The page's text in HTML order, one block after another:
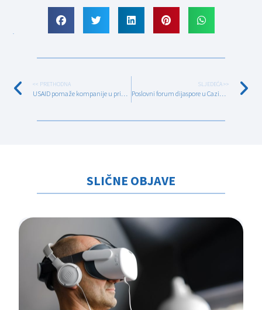
<< PRETHODNA
USAID pomaže kompanije u pripremi za ISO certifikaciju
SLJEDEĆA >>
Poslovni forum dijaspore u Cazinu okupio 80 učesnika iz 10 zemalja
SLIČNE OBJAVE